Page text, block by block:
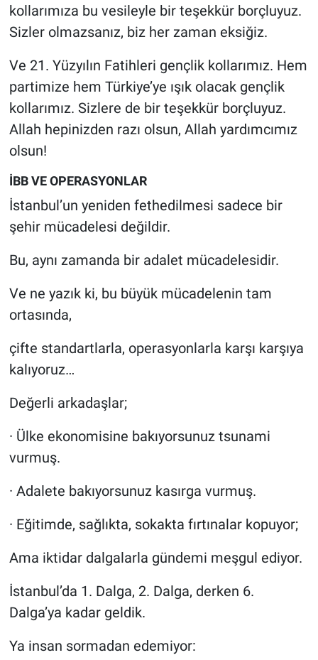
kollarımıza bu vesileyle bir teşekkür borçluyuz.
Sizler olmazsanız, biz her zaman eksiğiz.
Ve 21. Yüzyılın Fatihleri gençlik kollarımız. Hem
partimize hem Türkiye’ye ışık olacak gençlik
kollarımız. Sizlere de bir teşekkür borçluyuz.
Allah hepinizden razı olsun, Allah yardımcımız
olsun!
İBB VE OPERASYONLAR
İstanbul’un yeniden fethedilmesi sadece bir
şehir mücadelesi değildir.
Bu, aynı zamanda bir adalet mücadelesidir.
Ve ne yazık ki, bu büyük mücadelenin tam
ortasında,
çifte standartlarla, operasyonlarla karşı karşıya
kalıyoruz…
Değerli arkadaşlar;
· Ülke ekonomisine bakıyorsunuz tsunami
vurmuş.
· Adalete bakıyorsunuz kasırga vurmuş.
· Eğitimde, sağlıkta, sokakta fırtınalar kopuyor;
Ama iktidar dalgalarla gündemi meşgul ediyor.
İstanbul’da 1. Dalga, 2. Dalga, derken 6.
Dalga’ya kadar geldik.
Ya insan sormadan edemiyor: